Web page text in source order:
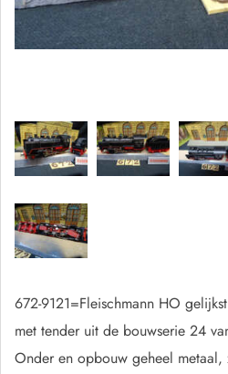
672-9121=Fleischmann HO
met tender uit de bouwserie 24
Onder en opbouw geheel metaal,